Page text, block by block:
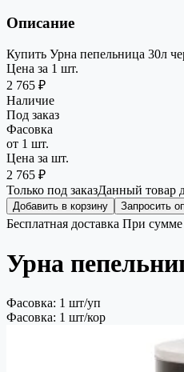
Описание
Купить Урна пепельница 30л
Цена за 1 шт.
2 765 ₽
Наличие
Под заказ
Фасовка
от 1 шт.
Цена за шт.
2 765 ₽
Только под заказДанный товар
Добавить в корзину Запросить
Бесплатная доставка При сумме
Урна
Фасовка: 1 шт/уп
Фасовка: 1 шт/кор